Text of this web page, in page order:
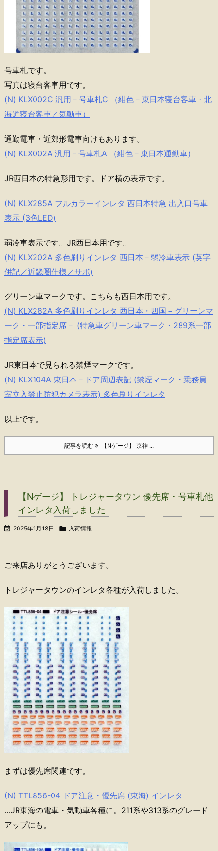
号車札です。
写真は寝台客車用です。
(N) KLX002C 汎用－号車札C （紺色－東日本寝台客車・北
海道寝台客車／気動車）
通勤電車・近郊形電車向けもあります。
(N) KLX002A 汎用－号車札A （紺色－東日本通勤車）
JR西日本の特急形用です。ドア横の表示です。
(N) KLX285A フルカラーインレタ 西日本特急 出入口号車
表示 (3色LED)
弱冷車表示です。JR西日本用です。
(N) KLX202A 多色刷りインレタ 西日本－弱冷車表示 (英字
併記／近畿圏仕様／サボ)
グリーン車マークです。こちらも西日本用です。
(N) KLX282A 多色刷りインレタ 西日本・四国－グリーンマ
ーク・一部指定席－ (特急車グリーン車マーク・289系一部
指定席表示)
JR東日本で見られる禁煙マークです。
(N) KLX104A 東日本－ドア周辺表記 (禁煙マーク・乗務員
室立入禁止防犯カメラ表示) 多色刷りインレタ
以上です。
記事を読む 【Nゲージ】 京神 ...
【Nゲージ】 トレジャータウン 優先席・号車札他
インレタ入荷しました
 2025年1月18日  入荷情報
ご来店ありがとうございます。
トレジャータウンのインレタ各種が入荷しました。
まずは優先席関連です。
(N) TTL856-04 ドア注意・優先席 (東海) インレタ
…JR東海の電車・気動車各種に。211系や313系のグレード
アップにも。